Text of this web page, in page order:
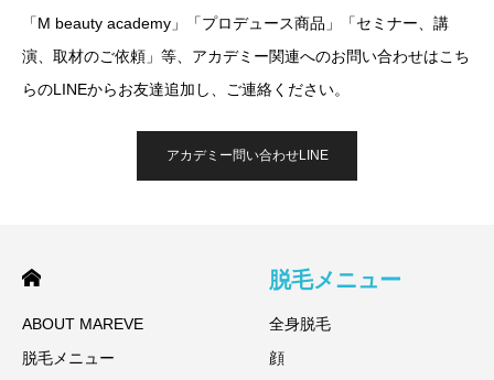
「M beauty academy」「プロデュース商品」「セミナー、講
演、取材のご依頼」等、アカデミー関連へのお問い合わせはこち
らのLINEからお友達追加し、ご連絡ください。
アカデミー問い合わせLINE
ABOUT MAREVE
脱毛メニュー
脱毛メニュー
全身脱毛
顔